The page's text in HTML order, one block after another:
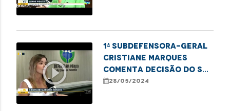
play_circle_outline
1ª Subdefensora-geral
Cristiane Marques
comenta decisão do STF
que proíbe
28/05/2024